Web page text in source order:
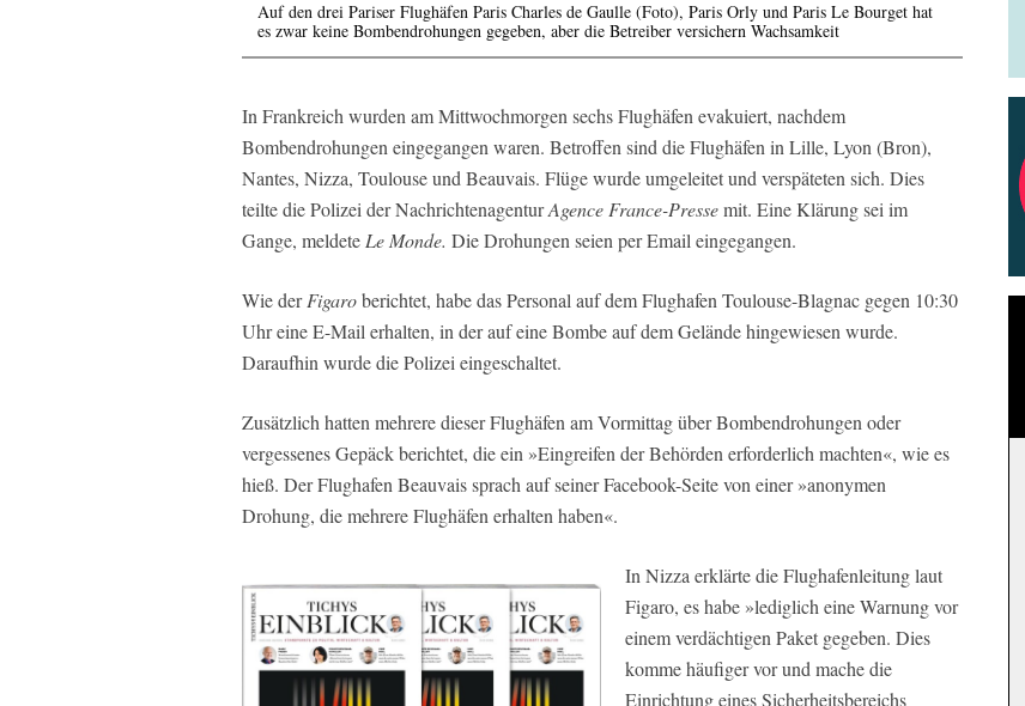
Auf den drei Pariser Flughäfen Paris Charles de Gaulle (Foto), Paris Orly und Paris Le Bourget hat
es zwar keine Bombendrohungen gegeben, aber die Betreiber versichern Wachsamkeit
In Frankreich wurden am Mittwochmorgen sechs Flughäfen evakuiert, nachdem
Bombendrohungen eingegangen waren. Betroffen sind die Flughäfen in Lille, Lyon (Bron),
Nantes, Nizza, Toulouse und Beauvais. Flüge wurde umgeleitet und verspäteten sich. Dies
teilte die Polizei der NachrichtenagenturAgence France-Pressemit. Eine Klärung sei im
Gange, meldeteLe Monde. Die Drohungen seien per Email eingegangen.
Wie derFigaroberichtet, habe das Personal auf dem Flughafen Toulouse-Blagnac gegen 10:30
Uhr eine E-Mail erhalten, in der auf eine Bombe auf dem Gelände hingewiesen wurde.
Daraufhin wurde die Polizei eingeschaltet.
Zusätzlich hatten mehrere dieser Flughäfen am Vormittag über Bombendrohungen oder
vergessenes Gepäck berichtet, die ein »Eingreifen der Behörden erforderlich machten«, wie es
hieß. Der Flughafen Beauvais sprach auf seiner Facebook-Seite von einer »anonymen
Drohung, die mehrere Flughäfen erhalten haben«.
In Nizza erklärte die Flughafenleitung laut
Figaro, es habe »lediglich eine Warnung vor
einem verdächtigen Paket gegeben. Dies
komme häufiger vor und mache die
Einrichtung eines Sicherheitsbereichs